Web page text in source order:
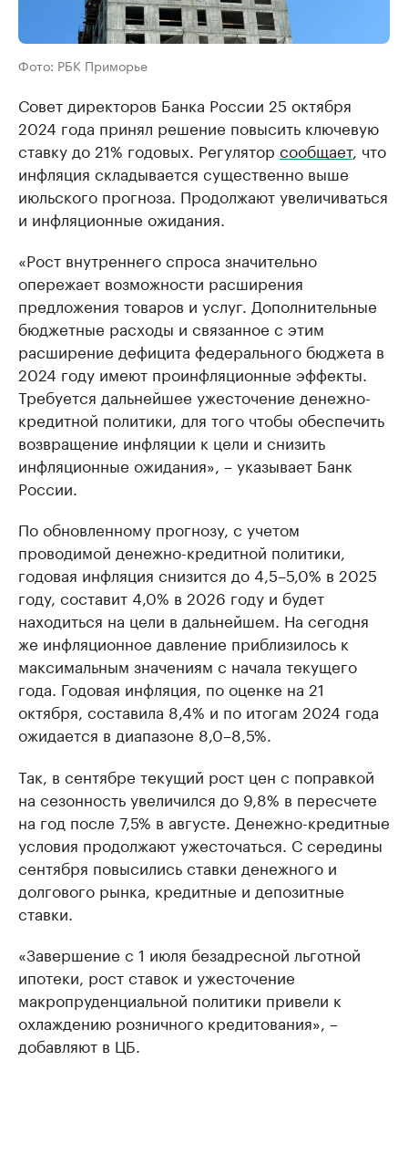
Фото: РБК Приморье
Совет директоров Банка России 25 октября
2024 года принял решение повысить ключевую
ставку до 21% годовых. Регулятор сообщает, что
инфляция складывается существенно выше
июльского прогноза. Продолжают увеличиваться
и инфляционные ожидания.
«Рост внутреннего спроса значительно
опережает возможности расширения
предложения товаров и услуг. Дополнительные
бюджетные расходы и связанное с этим
расширение дефицита федерального бюджета в
2024 году имеют проинфляционные эффекты.
Требуется дальнейшее ужесточение денежно-
кредитной политики, для того чтобы обеспечить
возвращение инфляции к цели и снизить
инфляционные ожидания», – указывает Банк
России.
По обновленному прогнозу, с учетом
проводимой денежно-кредитной политики,
годовая инфляция снизится до 4,5–5,0% в 2025
году, составит 4,0% в 2026 году и будет
находиться на цели в дальнейшем. На сегодня
же инфляционное давление приблизилось к
максимальным значениям с начала текущего
года. Годовая инфляция, по оценке на 21
октября, составила 8,4% и по итогам 2024 года
ожидается в диапазоне 8,0–8,5%.
Так, в сентябре текущий рост цен с поправкой
на сезонность увеличился до 9,8% в пересчете
на год после 7,5% в августе. Денежно-кредитные
условия продолжают ужесточаться. С середины
сентября повысились ставки денежного и
долгового рынка, кредитные и депозитные
ставки.
«Завершение с 1 июля безадресной льготной
ипотеки, рост ставок и ужесточение
макропруденциальной политики привели к
охлаждению розничного кредитования», –
добавляют в ЦБ.